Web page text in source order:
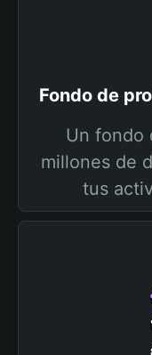
Fondo de
Un fondo
millones de
tus